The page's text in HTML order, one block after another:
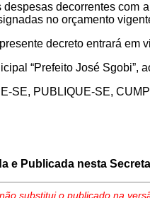
despesas decorrentes com
no orçamento
decreto entrará em
“Prefeito José Sgobi”,
SE, PUBLIQUE-SE,
e Publicada nesta
substitui o publicado na